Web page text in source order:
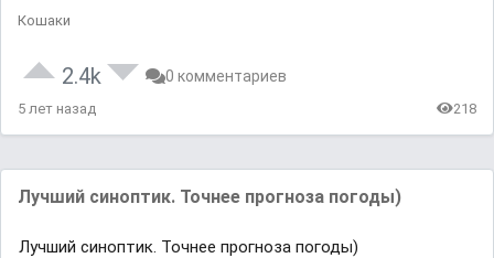
Кошаки
2.4k 0 комментариев
5 лет назад 218
Лучший синоптик. Точнее прогноза погоды)
Лучший синоптик. Точнее прогноза погоды)